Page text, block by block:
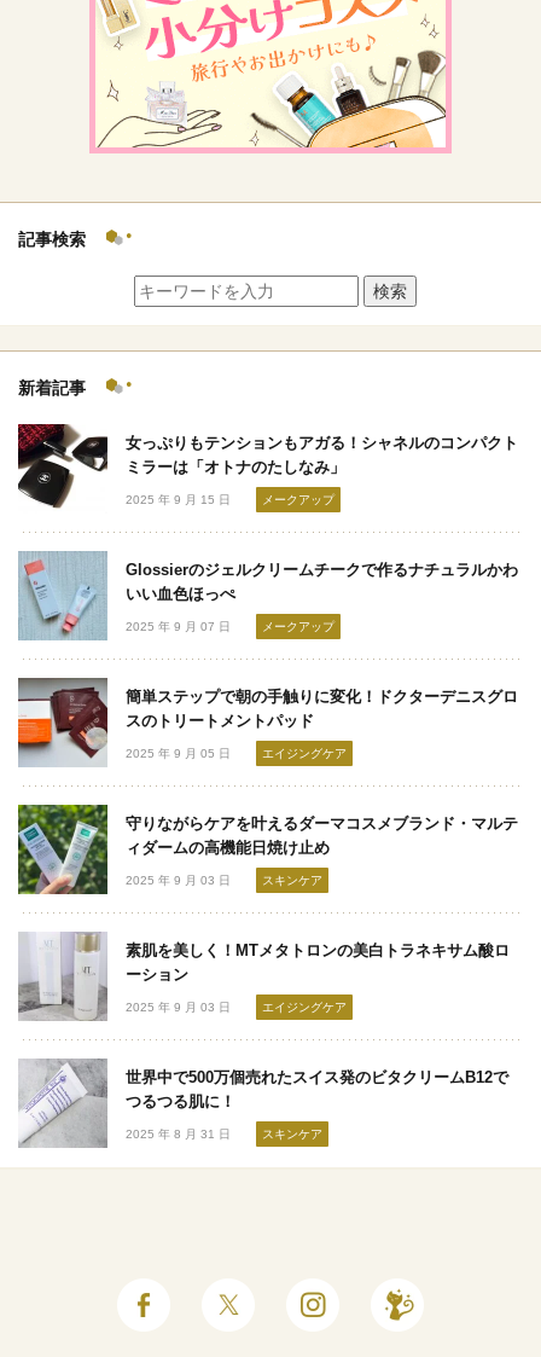
記事検索
検索
新着記事
女っぷりもテンションもアガる！シャネルのコンパクト
ミラーは「オトナのたしなみ」
2025 年 9 月 15 日 メークアップ
Glossierのジェルクリームチークで作るナチュラルかわ
いい血色ほっぺ
2025 年 9 月 07 日 メークアップ
簡単ステップで朝の手触りに変化！ドクターデニスグロ
スのトリートメントパッド
2025 年 9 月 05 日 エイジングケア
守りながらケアを叶えるダーマコスメブランド・マルテ
ィダームの高機能日焼け止め
2025 年 9 月 03 日 スキンケア
素肌を美しく！MTメタトロンの美白トラネキサム酸ロ
ーション
2025 年 9 月 03 日 エイジングケア
世界中で500万個売れたスイス発のビタクリームB12で
つるつる肌に！
2025 年 8 月 31 日 スキンケア